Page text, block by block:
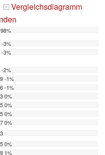
- Vergleichsdiagramm
-3%
-3%
-2%
-1%
-1%
0%
0%
0%
0%
0%
1%